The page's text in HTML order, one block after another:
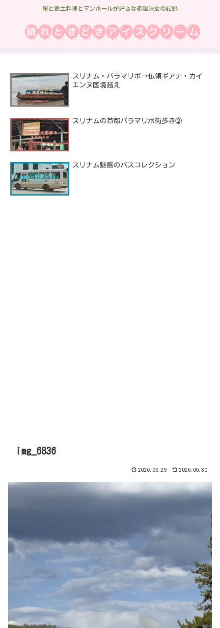
旅と郷土料理とマンホールが好きな多趣味女の記録
スリナム・パラマリボ→仏領ギアナ・カイ
エンヌ国境越え
スリナムの首都パラマリボ街歩き②
スリナム魅惑のバスコレクション
img_6836
2026.06.29 2026.06.30